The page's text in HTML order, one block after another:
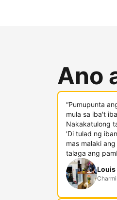
Ano
“Pumupunta
mula sa iba't
Nakakatulong
'Di tulad ng
mas malaki
talaga ang
Louis